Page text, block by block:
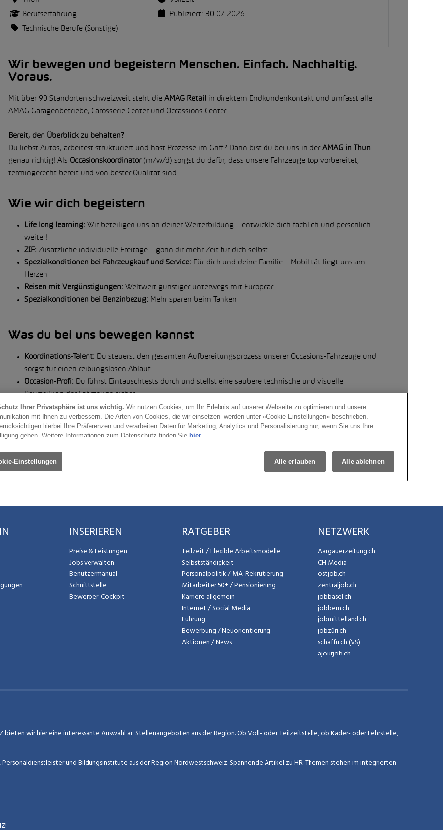
INSERIEREN
Preise & Leistungen
Jobs verwalten
Benutzermanual
Schnittstelle
Bewerber-Cockpit
RATGEBER
Teilzeit / Flexible Arbeitsmodelle
Selbstständigkeit
Personalpolitik / MA-Rekrutierung
Mitarbeiter 50+ / Pensionierung
Karriere allgemein
Internet / Social Media
Führung
Bewerbung / Neuorientierung
Aktionen / News
NETZWERK
Aargauerzeitung.ch
CH Media
ostjob.ch
zentraljob.ch
jobbasel.ch
jobbern.ch
jobmittelland.ch
jobzüri.ch
schaffu.ch (VS)
ajourjob.ch
wir hier eine interessante Auswahl an Stellenangeboten aus der Region. Ob Voll- oder Teilzeitstelle, ob Kader- oder Lehrstelle,
und Bildungsinstitute aus der Region Nordwestschweiz. Spannende Artikel zu HR-Themen stehen im integrierten